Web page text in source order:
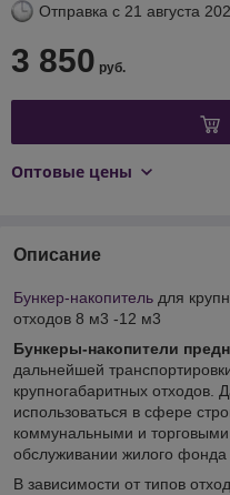
Отправка с 21 августа
3 850 руб.
Оптовые цены
Описание
Бункер-накопитель для
отходов 8 м3 -12 м3
Бункеры-накопители
дальнейшей
крупногабаритных отходов.
использоваться в сфере
коммунальными и
обслуживании жилого фонда
В зависимости от типов